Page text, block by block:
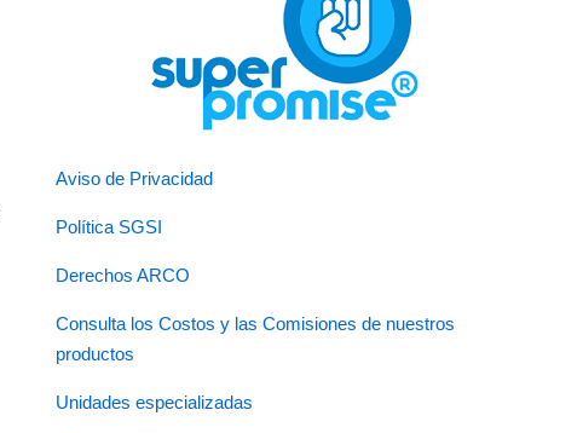
Aviso de Privacidad
Política SGSI
Derechos ARCO
Consulta los Costos y las Comisiones de nuestros
productos
Unidades especializadas